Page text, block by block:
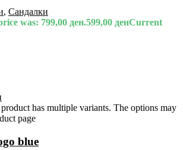
, Сандалки
was: 799,00 ден.599,00 денCurrent
has multiple variants. The options may
page
blue